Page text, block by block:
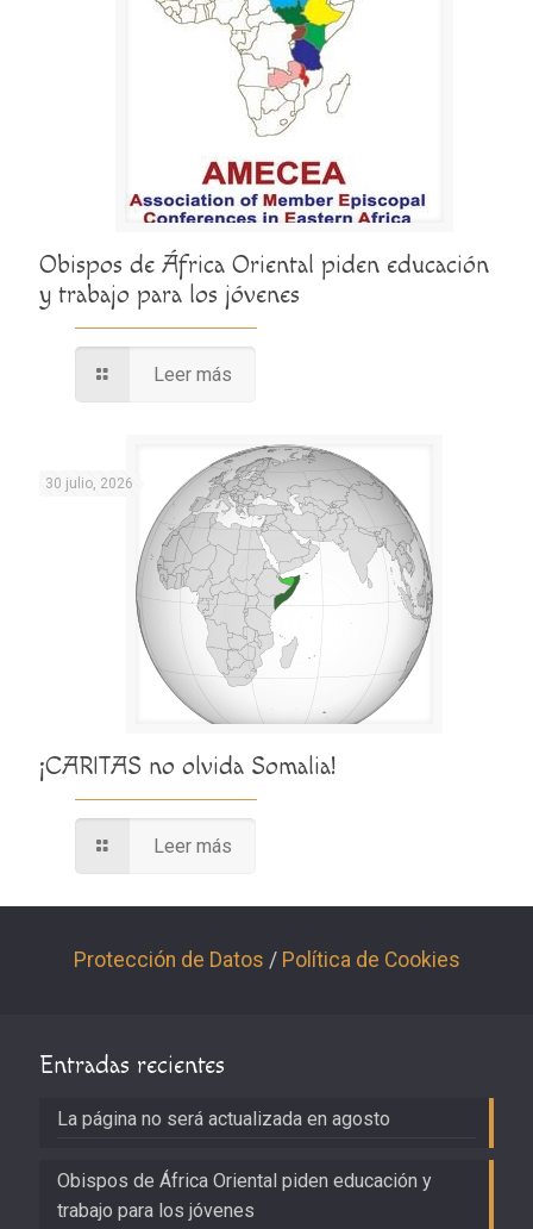
Obispos de África Oriental piden educación
y trabajo para los jóvenes
Leer más
30 julio, 2026
¡CARITAS no olvida Somalia!
Leer más
Protección de Datos / Política de Cookies
Entradas recientes
La página no será actualizada en agosto
Obispos de África Oriental piden educación y
trabajo para los jóvenes